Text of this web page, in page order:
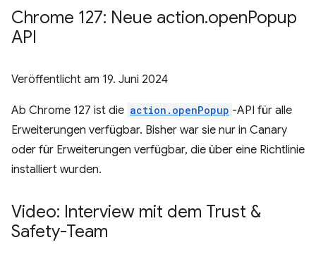
Chrome 127: Neue action.openPopup
API
Veröffentlicht am 19. Juni 2024
Ab Chrome 127 ist die action.openPopup -API für alle
Erweiterungen verfügbar. Bisher war sie nur in Canary
oder für Erweiterungen verfügbar, die über eine Richtlinie
installiert wurden.
Video: Interview mit dem Trust &
Safety-Team